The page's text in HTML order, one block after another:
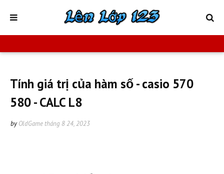
Tính giá trị của hàm số - casio 570
580 - CALC L8
by OldGame tháng 8 24, 2023